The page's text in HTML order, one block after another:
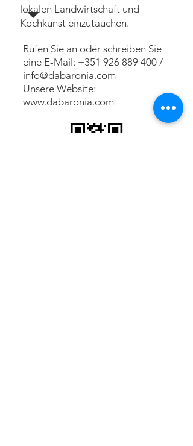
lokalen Landwirtschaft und
Kochkunst einzutauchen.
Rufen Sie an oder schreiben Sie
eine E-Mail: +351 926 889 400 /
info@dabaronia.com
Unsere Website:
www.dabaronia.com